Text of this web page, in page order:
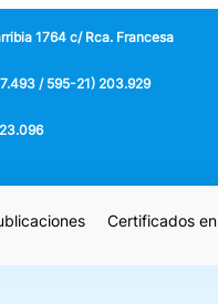
1764 c/ Rca. Francesa
/ 595-21) 203.929
Certificados en